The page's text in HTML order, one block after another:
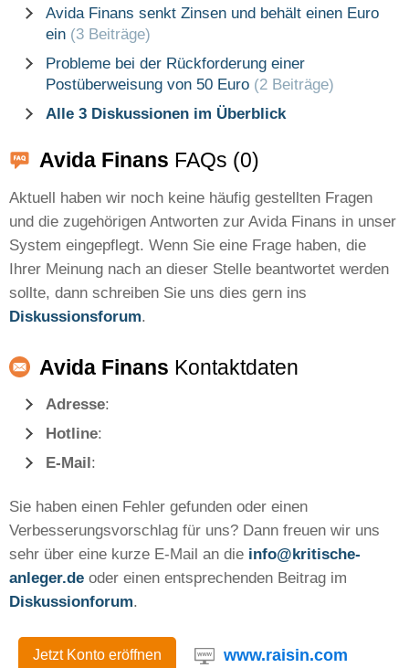
Avida Finans senkt Zinsen und behält einen Euro
ein (3 Beiträge)
Probleme bei der Rückforderung einer
Postüberweisung von 50 Euro (2 Beiträge)
Alle 3 Diskussionen im Überblick
Avida Finans FAQs (0)
Aktuell haben wir noch keine häufig gestellten Fragen
und die zugehörigen Antworten zur Avida Finans in unser
System eingepflegt. Wenn Sie eine Frage haben, die
Ihrer Meinung nach an dieser Stelle beantwortet werden
sollte, dann schreiben Sie uns dies gern ins
Diskussionsforum.
Avida Finans Kontaktdaten
Adresse:
Hotline:
E-Mail:
Sie haben einen Fehler gefunden oder einen
Verbesserungsvorschlag für uns? Dann freuen wir uns
sehr über eine kurze E-Mail an die info@kritische-
anleger.de oder einen entsprechenden Beitrag im
Diskussionforum.
Jetzt Konto eröffnen www.raisin.com